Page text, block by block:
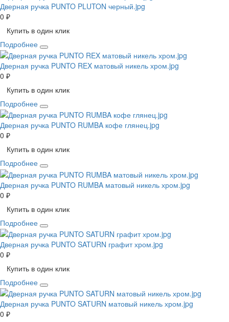
Дверная ручка PUNTO PLUTON черный.jpg
0 ₽
Купить в один клик
Подробнее
Дверная ручка PUNTO REX матовый никель хром.jpg
0 ₽
Купить в один клик
Подробнее
Дверная ручка PUNTO RUMBA кофе глянец.jpg
0 ₽
Купить в один клик
Подробнее
Дверная ручка PUNTO RUMBA матовый никель хром.jpg
0 ₽
Купить в один клик
Подробнее
Дверная ручка PUNTO SATURN графит хром.jpg
0 ₽
Купить в один клик
Подробнее
Дверная ручка PUNTO SATURN матовый никель хром.jpg
0 ₽